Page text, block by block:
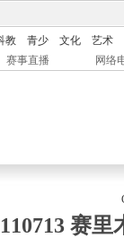
教 青少 文化
艺术
赛事直播 网络
赛